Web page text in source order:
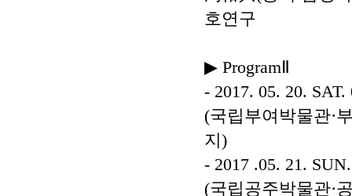
호연구
▶ ProgramⅡ
- 2017. 05. 20.
(국립부여박물관·
지)
- 2017 .05. 21.
(국립공주박물관·